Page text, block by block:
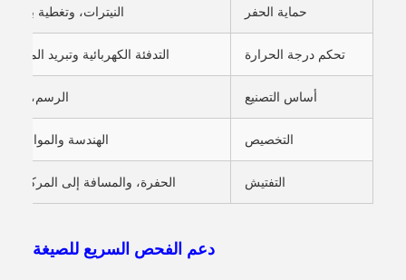
حماية الحفر النيترات، وتغطية
تحكم درجة الحرارة التدفئة الكهربائية وتبريد
أساس التصنيع الرسم،
التخصيص الهندسة والموانئ
التفتيش الحفرة، والمسافة إلى المركز،
دعم الفحص السريع للصيغة